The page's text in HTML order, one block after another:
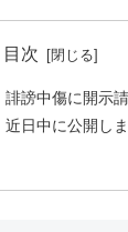
目次
謗中傷に開示
日中に公開し